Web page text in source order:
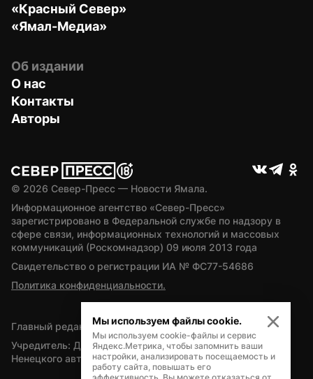
«Красный Север»
«Ямал-Медиа»
Об издании
О нас
Контакты
Авторы
© 2026 Север-Пресс — Новости Ямала.
Информационное агентство «Север-Пресс»
зарегистрировано в Федеральной службе по надзору в
сфере связи, информационных технологий и массовых
коммуникаций (Роскомнадзор) 09 июля 2013 года
Свидетельство о регистрации ИА № ФС77-54686
Политика конфиденциальности.
Главный редактор — А.Л. Поздеев
Учредитель: Департамент внутренней политики Ямало-
Ненецкого автономного округа
Мы используем файлы cookie.
Мы используем cookie-файлы и сервис
Яндекс.Метрика, чтобы запомнить ваши
настройки, анализировать посещаемость и
работу сайта, повышать его